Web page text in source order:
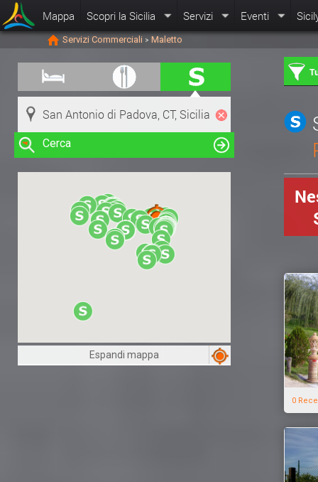
Mappa Scopri la Sicilia Servizi Eventi
Servizi Commerciali > Maletto
Cerca
Clicca su una risorsa nella mappa
per visualizzare le informazioni
Espandi mappa
0